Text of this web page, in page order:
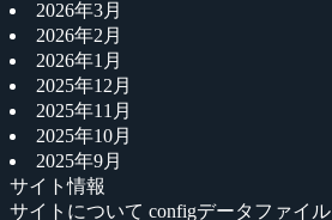
2026年3月
2026年2月
2026年1月
2025年12月
2025年11月
2025年10月
2025年9月
サイト情報
サイトについて configデータファイル